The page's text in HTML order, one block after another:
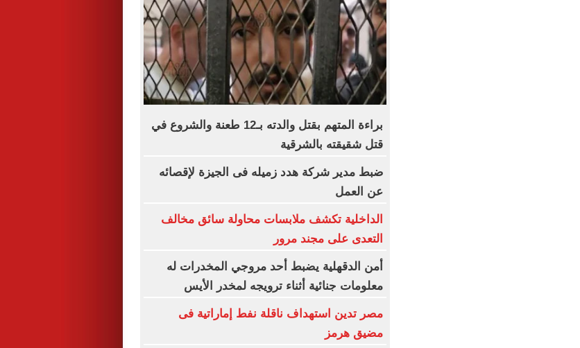
براءة المتهم بقتل والدته بـ12 طعنة والشروع في
قتل شقيقته بالشرقية
ضبط مدير شركة هدد زميله فى الجيزة لإقصائه
عن العمل
الداخلية تكشف ملابسات محاولة سائق مخالف
التعدى على مجند مرور
أمن الدقهلية يضبط أحد مروجي المخدرات له
معلومات جنائية أثناء ترويجه لمخدر الأيس
مصر تدين استهداف ناقلة نفط إماراتية فى
مضيق هرمز